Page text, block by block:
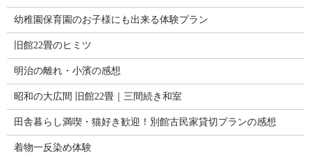
幼稚園保育園のお子様にも出来る体験プラン
旧館22畳のヒミツ
明治の離れ・小濱の感想
昭和の大広間 旧館22畳｜三間続き和室
田舎暮らし満喫・猫好き歓迎！別館古民家貸切プランの感想
着物一反染め体験